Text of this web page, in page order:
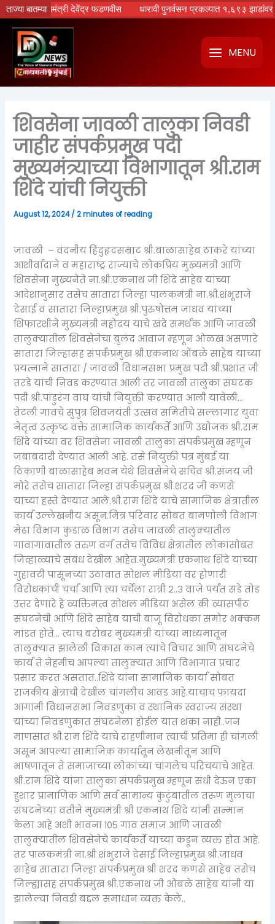
ताज्या बातम्या
– मुख्यमंत्री देवेंद्र फडणवीस धारावी पुनर्वसन प्रकल्पात १,६९३ झाडांवर गंडांतर?
Skip
to
content
MENU
शिवसेना जावळी तालुका निवडी
जाहीर संपर्कप्रमुख पदी
मुख्यमंत्र्याच्या विभागातून श्री.राम
शिंदे यांची नियुक्ती
August 12, 2024/2 minutes of reading
जावळी – वंदनीय हिंदुहृदसम्राट श्री.बाळासाहेब ठाकरे यांच्या
आशीर्वादाने व महाराष्ट्र राज्याचे लोकप्रिय मुख्यमंत्री आणि
शिवसेना मुख्यनेते ना.श्री.एकनाथ जी शिंदे साहेब यांच्या
आदेशानुसार तसेच सातारा जिल्हा पालकमंत्री ना.श्री.शंभूराजे
देसाई व सातारा जिल्हाप्रमुख श्री.पुरुषोत्तम जाधव यांच्या
शिफारशीने मुख्यमंत्री महोदय याचे खंदे समर्थक आणि जावळी
तालुक्यातील शिवसेनेचा बुलंद आवाज म्हणून ओळख असणारे
सातारा जिल्हासह संपर्कप्रमुख श्री.एकनाथ ओंबळे साहेब याच्या
प्रयत्नाने सातारा / जावळी विधानसभा प्रमुख पदी श्री.प्रशांत जी
तरडे यांची निवड करण्यात आली तर जावळी तालुका संघटक
पदी श्री.पांडुरंग वाघ यांची नियुक्ती करण्यात आली यावेळी…
तेटली गावचे सुपुत्र शिवजयंती उत्सव समितीचे सल्लागार युवा
नेतृत्व उत्कृष्ट वक्ते सामाजिक कार्यकर्ते आणि उद्योजक श्री.राम
शिंदे यांच्या वर शिवसेना जावळी तालुका संपर्कप्रमुख म्हणून
जबाबदारी देण्यात आली आहे. तसे नियुक्ती पत्र मुंबई या
ठिकाणी बाळासाहेब भवन येथे शिवसेनेचे सचिव श्री.संजय जी
मोरे तसेच सातारा जिल्हा संपर्कप्रमुख श्री.शरद जी कणसे
याच्या हस्ते देण्यात आले.श्री.राम शिंदे याचे सामाजिक क्षेत्रातील
कार्य उल्लेखनीय असून.मित्र परिवार सोबत बामणोली विभाग
मेढा विभाग कुडाळ विभाग तसेच जावळी तालुक्यातील
गावागावातील तरुण वर्ग तसेच विविध क्षेत्रातील लोकांसोबत
जिव्हाळ्याचे संबंध देखील आहेत.मुख्यमंत्री एकनाथ शिंदे यांच्या
गुहावटी पासूनच्या उठावात सोशल मीडिया वर होणारी
विरोधकांची चर्चा आणि त्या चर्चेला रात्री २..३ वाजे पर्यंत सडे तोड
उत्तर देणारे हे व्यक्तिमत्व सोशल मीडिया असेल की व्यासपीठ
संघटनेची आणि शिंदे साहेब याची बाजू विरोधका समोर भक्कम
मांडत होते… त्याच बरोबर मुख्यमंत्री यांच्या माध्यमातून
तालुक्यात झालेली विकास काम त्यांचे विचार आणि संघटनेचे
कार्य ते नेहमीच आपल्या तालुक्यात आणि विभागात प्रचार
प्रसार करत असतात..शिंदे यांना सामाजिक कार्या सोबत
राजकीय क्षेत्राची देखील चांगलीच आवड आहे.याचाच फायदा
आगामी विधानसभा निवडणुका व स्थानिक स्वराज्य संस्था
यांच्या निवडणुकात संघटनेला होईल यात शंका नाही..जन
माणसात श्री.राम शिंदे याचे राहणीमान त्याची प्रतिमा ही चांगली
असून आपल्या सामाजिक कार्यातून लेखनीतून आणि
भाषणातून ते समाजाच्या लोकांच्या चांगलेच परिचयाचे आहेत.
श्री.राम शिंदे यांना तालुका संपर्कप्रमुख म्हणून संधी देऊन एका
हुशार प्रामाणिक आणि सर्व सामान्य कुटुंबातील तरुण मुलाचा
संघटनेच्या वतीने मुख्यमंत्री श्री एकनाथ शिंदे यांनी सन्मान
केला आहे अशी भावना १०५ गाव समाज आणि जावळी
तालुक्यातील शिवसेनेचे कार्यकर्ते याच्या कडून व्यक्त होत आहे.
तर पालकमंत्री ना.श्री शंभुराजे देसाई जिल्हाप्रमुख श्री.जाधव
साहेब सातारा जिल्हा संपर्कप्रमुख श्री शरद कणसे साहेब तसेच
जिल्ह्यासह संपर्कप्रमुख श्री.एकनाथ जी ओंबळे साहेब यांनी या
झालेल्या निवडी बद्दल समाधान व्यक्त केले..